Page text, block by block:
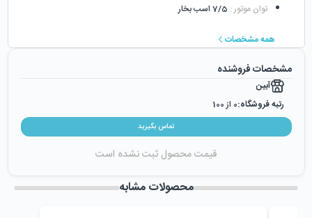
توان موتور: 7/5 اسب بخار
همه مشخصات
مشخصات فروشنده
آبین
رتبه فروشگاه:0 از 100
زمان ایجاد فروشگاه :دوشنبه ۲۴ اردیبهشت ۱۳۹۷
تماس بگیرید
قیمت محصول ثبت نشده است
محصولات مشابه